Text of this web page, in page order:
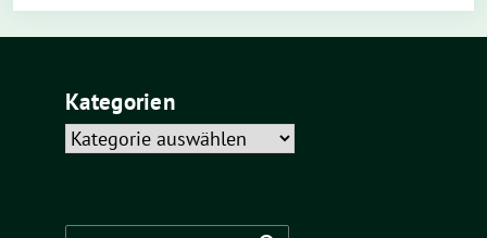
Kategorien
Kategorien